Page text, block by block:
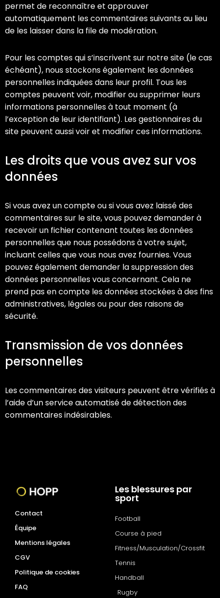
permet de reconnaître et approuver
automatiquement les commentaires suivants au lieu
de les laisser dans la file de modération.
Pour les comptes qui s’inscrivent sur notre site (le cas
échéant), nous stockons également les données
personnelles indiquées dans leur profil. Tous les
comptes peuvent voir, modifier ou supprimer leurs
informations personnelles à tout moment (à
l’exception de leur identifiant). Les gestionnaires du
site peuvent aussi voir et modifier ces informations.
Les droits que vous avez sur vos
données
Si vous avez un compte ou si vous avez laissé des
commentaires sur le site, vous pouvez demander à
recevoir un fichier contenant toutes les données
personnelles que nous possédons à votre sujet,
incluant celles que vous nous avez fournies. Vous
pouvez également demander la suppression des
données personnelles vous concernant. Cela ne
prend pas en compte les données stockées à des fins
administratives, légales ou pour des raisons de
sécurité.
Transmission de vos données
personnelles
Les commentaires des visiteurs peuvent être vérifiés à
l’aide d’un service automatisé de détection des
commentaires indésirables.
Contact
Équipe
Mentions légales
CGV
Politique de cookies
FAQ
Les blessures par
sport
Football
Course à pied
Fitness/Musculation/Crossfit
Tennis
Handball
Rugby